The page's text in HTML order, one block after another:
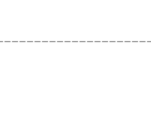
ーーーーーーーーーーーーーーーーーー